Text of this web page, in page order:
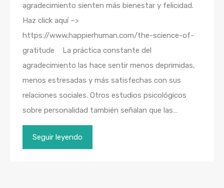
agradecimiento sienten más bienestar y felicidad.
Haz click aquí –>
https://www.happierhuman.com/the-science-of-
gratitude La práctica constante del
agradecimiento las hace sentir menos deprimidas,
menos estresadas y más satisfechas con sus
relaciones sociales. Otros estudios psicológicos
sobre personalidad también señalan que las…
Seguir leyendo